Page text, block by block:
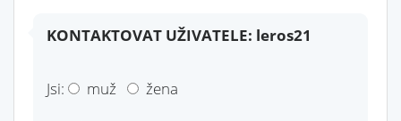
KONTAKTOVAT UŽIVATELE: leros21
Jsi: muž
žena